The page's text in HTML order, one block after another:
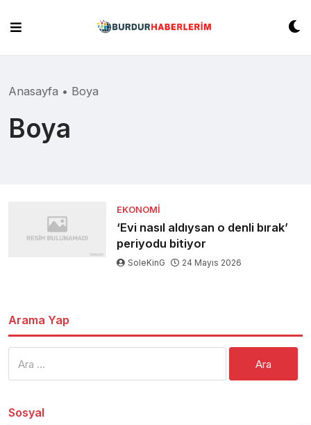
content
Anasayfa • Boya
Boya
EKONOMI
‘Evi nasıl aldıysan o denli bırak’
periyodu bitiyor
SoleKinG 24 Mayıs 2026
Arama Yap
Sosyal